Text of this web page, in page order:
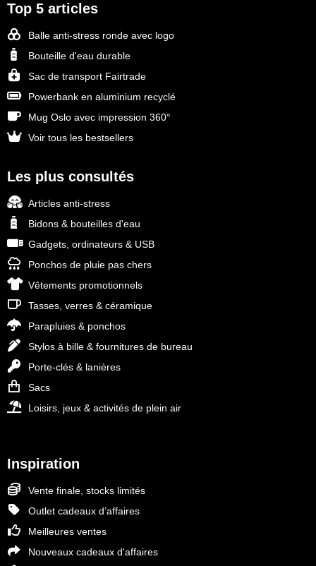
Top 5 articles
Balle anti-stress ronde avec logo
Bouteille d'eau durable
Sac de transport Fairtrade
Powerbank en aluminium recyclé
Mug Oslo avec impression 360°
Voir tous les bestsellers
Les plus consultés
Articles anti-stress
Bidons & bouteilles d'eau
Gadgets, ordinateurs & USB
Ponchos de pluie pas chers
Vêtements promotionnels
Tasses, verres & céramique
Parapluies & ponchos
Stylos à bille & fournitures de bureau
Porte-clés & lanières
Sacs
Loisirs, jeux & activités de plein air
Inspiration
Vente finale, stocks limités
Outlet cadeaux d’affaires
Meilleures ventes
Nouveaux cadeaux d'affaires